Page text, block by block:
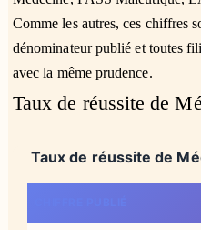
Comme les autres, ces chiffres
dénominateur publié et toutes
avec la même prudence.
Taux de réussite de
Taux de réussite de